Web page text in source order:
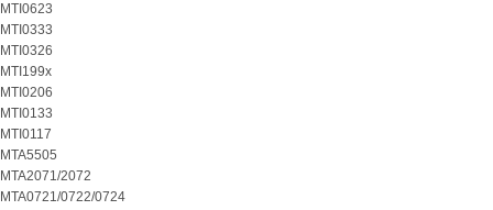
MTI0623
MTI0333
MTI0326
MTI199x
MTI0206
MTI0133
MTI0117
MTA5505
MTA2071/2072
MTA0721/0722/0724